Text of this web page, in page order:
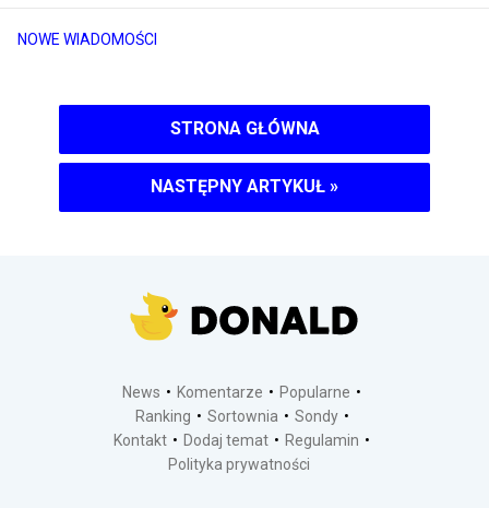
NOWE WIADOMOŚCI
STRONA GŁÓWNA
NASTĘPNY ARTYKUŁ »
News Komentarze
Popularne
Ranking
Sortownia
Sondy
Kontakt
Dodaj temat
Regulamin
Polityka prywatności